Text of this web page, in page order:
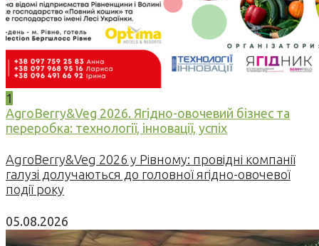
1
AgroBerry&Veg 2026. Ягідно-овочевий бізнес та
переробка: технології, інновації, успіх
AgroBerry&Veg 2026 у Рівному: провідні компанії
галузі долучаються до головної ягідно-овочевої
події року
05.08.2026